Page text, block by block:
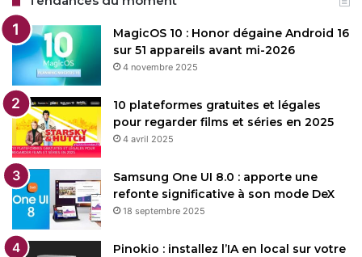
MagicOS 10 : Honor dégaine Android 16
sur 51 appareils avant mi-2026
4 novembre 2025
10 plateformes gratuites et légales
pour regarder films et séries en 2025
4 avril 2025
Samsung One UI 8.0 : apporte une
refonte significative à son mode DeX
18 septembre 2025
Pinokio : installez l’IA en local sur votre